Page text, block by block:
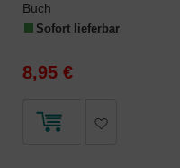
Buch
Sofort lieferbar
8,95 €